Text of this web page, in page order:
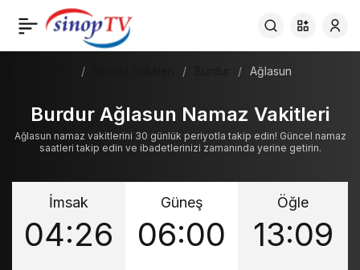
Ağlasun
Burdur Ağlasun Namaz Vakitleri
Ağlasun namaz vakitlerini 30 günlük periyotla takip edin! Güncel namaz
saatleri takip edin ve ibadetlerinizi zamanında yerine getirin.
İmsak
04:26
Güneş
06:00
Öğle
13:09